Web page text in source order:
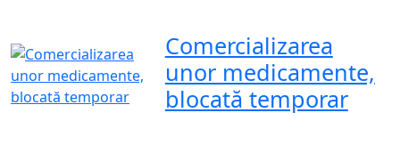
Comercializarea
unor medicamente,
blocată temporar